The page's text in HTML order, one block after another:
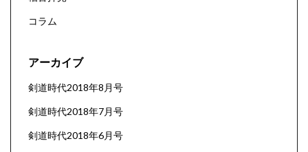
コラム
アーカイブ
剣道時代2018年8月号
剣道時代2018年7月号
剣道時代2018年6月号